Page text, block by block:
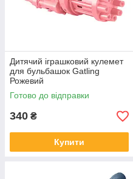
Дитячий іграшковий кулемет
для бульбашок Gatling
Рожевий
Готово до відправки
340 ₴
Купити